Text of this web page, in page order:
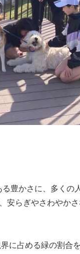
豊かさに、多くの
らぎやさわやか
に占める緑の割合を